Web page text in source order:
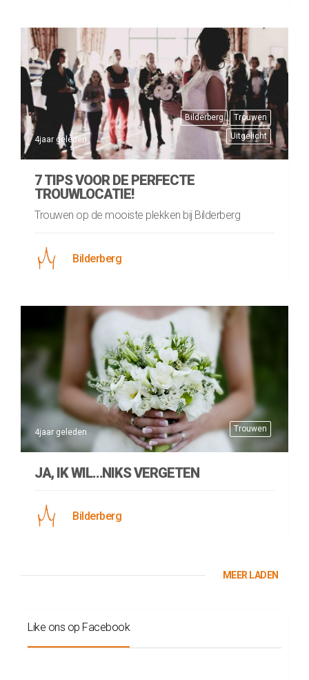
Bilderberg
Trouwen
Uitgelicht
4jaar geleden
7 TIPS VOOR DE PERFECTE
TROUWLOCATIE!
Trouwen op de mooiste plekken bij Bilderberg
Bilderberg
Trouwen
4jaar geleden
JA, IK WIL…NIKS VERGETEN
Bilderberg
MEER LADEN
Like ons op Facebook